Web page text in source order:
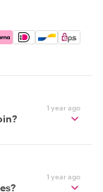
Pay, Google
1 year ago
1 year ago